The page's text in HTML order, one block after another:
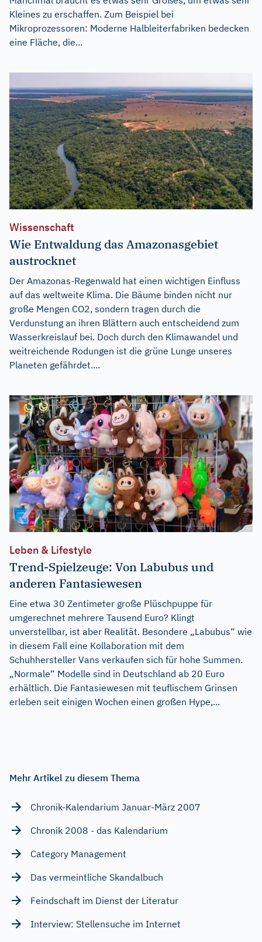
Kleines zu erschaffen. Zum Beispiel bei
Mikroprozessoren: Moderne Halbleiterfabriken bedecken
eine Fläche, die...
Wissenschaft
Wie Entwaldung das Amazonasgebiet
austrocknet
Der Amazonas-Regenwald hat einen wichtigen Einfluss
auf das weltweite Klima. Die Bäume binden nicht nur
große Mengen CO2, sondern tragen durch die
Verdunstung an ihren Blättern auch entscheidend zum
Wasserkreislauf bei. Doch durch den Klimawandel und
weitreichende Rodungen ist die grüne Lunge unseres
Planeten gefährdet....
Leben & Lifestyle
Trend-Spielzeuge: Von Labubus und
anderen Fantasiewesen
Eine etwa 30 Zentimeter große Plüschpuppe für
umgerechnet mehrere Tausend Euro? Klingt
unverstellbar, ist aber Realität. Besondere „Labubus“ wie
in diesem Fall eine Kollaboration mit dem
Schuhhersteller Vans verkaufen sich für hohe Summen.
„Normale“ Modelle sind in Deutschland ab 20 Euro
erhältlich. Die Fantasiewesen mit teuflischem Grinsen
erleben seit einigen Wochen einen großen Hype,...
Mehr Artikel zu diesem Thema
Chronik-Kalendarium Januar-März 2007
Chronik 2008 - das Kalendarium
Category Management
Das vermeintliche Skandalbuch
Feindschaft im Dienst der Literatur
Interview: Stellensuche im Internet